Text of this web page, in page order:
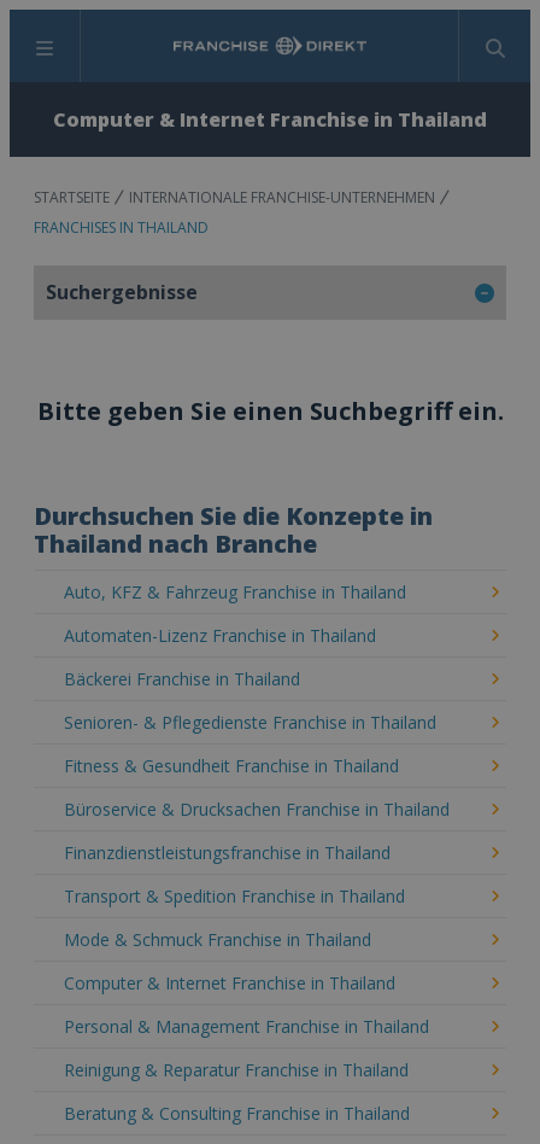
Menü Suchen
Computer & Internet Franchise in Thailand
STARTSEITE
INTERNATIONALE FRANCHISE-UNTERNEHMEN
FRANCHISES IN THAILAND
Suchergebnisse
Bitte geben Sie einen Suchbegriff ein.
Durchsuchen Sie die Konzepte in
Thailand nach Branche
Auto, KFZ & Fahrzeug Franchise in Thailand
Automaten-Lizenz Franchise in Thailand
Bäckerei Franchise in Thailand
Senioren- & Pflegedienste Franchise in Thailand
Fitness & Gesundheit Franchise in Thailand
Büroservice & Drucksachen Franchise in Thailand
Finanzdienstleistungsfranchise in Thailand
Transport & Spedition Franchise in Thailand
Mode & Schmuck Franchise in Thailand
Computer & Internet Franchise in Thailand
Personal & Management Franchise in Thailand
Reinigung & Reparatur Franchise in Thailand
Beratung & Consulting Franchise in Thailand